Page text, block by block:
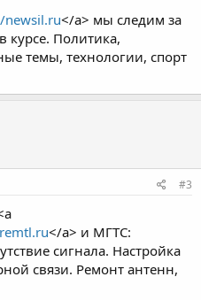
newsil.ru</a> мы следим за
Политика,
темы, технологии, спорт
#3
</a> и МГТС:
сигнала. Настройка
связи. Ремонт антенн,